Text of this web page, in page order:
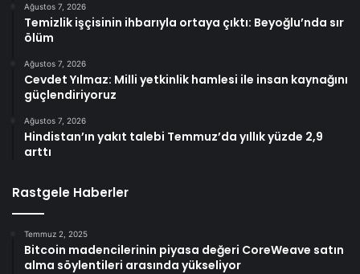
Ağustos 7, 2026
Temizlik işçisinin ihbarıyla ortaya çıktı: Beyoğlu’nda sır
ölüm
Ağustos 7, 2026
Cevdet Yılmaz: Milli yetkinlik hamlesi ile insan kaynağını
güçlendiriyoruz
Ağustos 7, 2026
Hindistan’ın yakıt talebi Temmuz’da yıllık yüzde 2,9
arttı
Rastgele Haberler
Temmuz 2, 2025
Bitcoin madencilerinin piyasa değeri CoreWeave satın
alma söylentileri arasında yükseliyor